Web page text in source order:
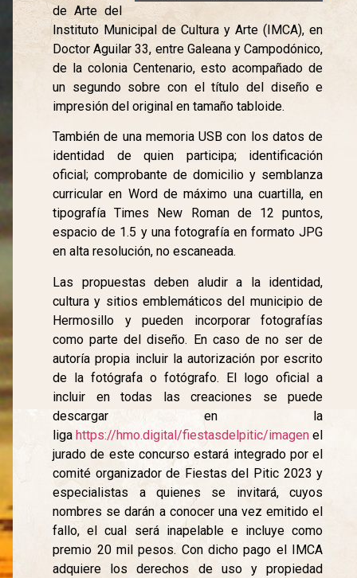
de Arte del
Instituto Municipal de Cultura y Arte (IMCA), en
Doctor Aguilar 33, entre Galeana y Campodónico,
de la colonia Centenario, esto acompañado de
un segundo sobre con el título del diseño e
impresión del original en tamaño tabloide.
También de una memoria USB con los datos de
identidad de quien participa; identificación
oficial; comprobante de domicilio y semblanza
curricular en Word de máximo una cuartilla, en
tipografía Times New Roman de 12 puntos,
espacio de 1.5 y una fotografía en formato JPG
en alta resolución, no escaneada.
Las propuestas deben aludir a la identidad,
cultura y sitios emblemáticos del municipio de
Hermosillo y pueden incorporar fotografías
como parte del diseño. En caso de no ser de
autoría propia incluir la autorización por escrito
de la fotógrafa o fotógrafo. El logo oficial a
incluir en todas las creaciones se puede
descargar en la
ligahttps://hmo.digital/fiestasdelpitic/imagen el
jurado de este concurso estará integrado por el
comité organizador de Fiestas del Pitic 2023 y
especialistas a quienes se invitará, cuyos
nombres se darán a conocer una vez emitido el
fallo, el cual será inapelable e incluye como
premio 20 mil pesos. Con dicho pago el IMCA
adquiere los derechos de uso y propiedad